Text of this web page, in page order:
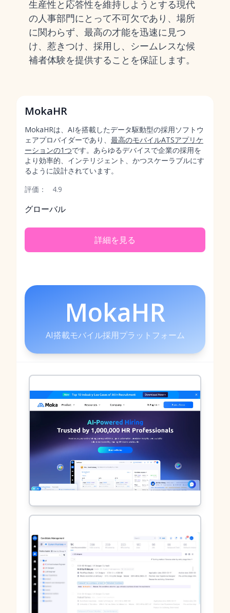
生産性と応答性を維持しようとする現代
の人事部門にとって不可欠であり、場所
に関わらず、最高の才能を迅速に見つ
け、惹きつけ、採用し、シームレスな候
補者体験を提供することを保証します。
MokaHR
MokaHRは、AIを搭載したデータ駆動型の採用ソフトウ
ェアプロバイダーであり、 最高のモバイルATSアプリケ
ーションの1つです。あらゆるデバイスで企業の採用を
より効率的、インテリジェント、かつスケーラブルにす
るように設計されています。
評価：
4.9
グローバル
詳細を見る
MokaHR
AI搭載モバイル採用プラットフォーム